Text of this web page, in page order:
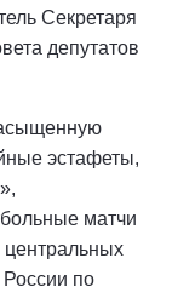
Секретаря
депутатов
эстафеты,
матчи
по